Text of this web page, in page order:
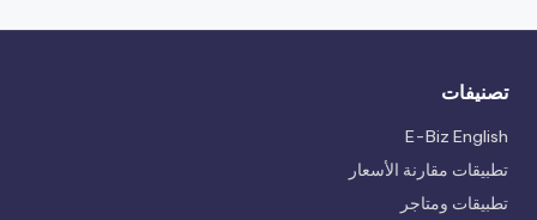
تصنيفات
E-Biz English
تطبيقات مقارنة الأسعار
تطبيقات ومتاجر